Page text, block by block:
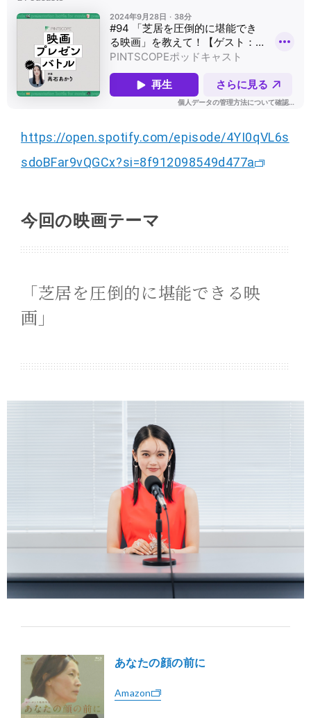
https://open.spotify.com/episode/4YI0qVL6s
sdoBFar9vQGCx?si=8f912098549d477a
今回の映画テーマ
「芝居を圧倒的に堪能できる映
画」
あなたの顔の前に
Amazon